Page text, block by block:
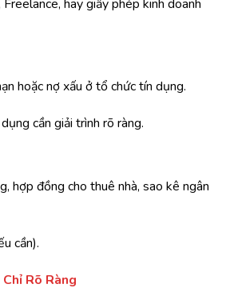
hay giấy phép kinh doanh
hoặc nợ xấu ở tổ chức tín dụng.
cần giải trình rõ ràng.
hợp đồng cho thuê nhà, sao kê ngân
cần).
Rõ Ràng